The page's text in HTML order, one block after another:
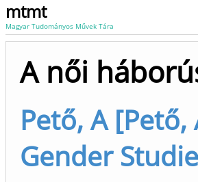
mtmt
Magyar Tudományos Művek Tára
A női
Pető, A
Gender